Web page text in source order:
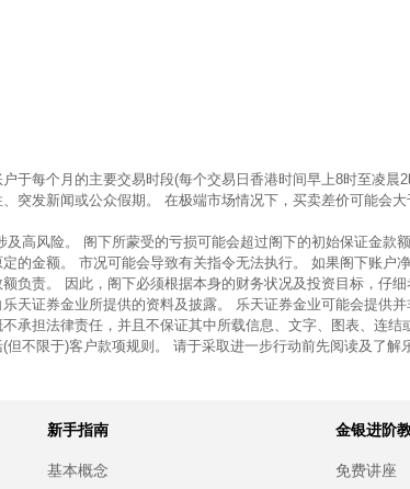
于每个月的主要交易时段(每个交易日香港时间早上8时至凌
突发新闻或公众假期。 在极端市场情况下，买卖差价可能会
及高风险。 阁下所蒙受的亏损可能会超过阁下的初始保证金
的金额。 市况可能会导致有关指令无法执行。 如果阁下账
负责。 因此，阁下必须根据本身的财务状况及投资目标，仔
天证券金业所提供的资料及披露。 乐天证券金业可能会提供
承担法律责任，并且不保证其中所载信息、文字、图表、连
但不限于)客户款项规则。 请于采取进一步行动前先阅读及了解
新手指南
基本概念
金银进阶
免费讲座